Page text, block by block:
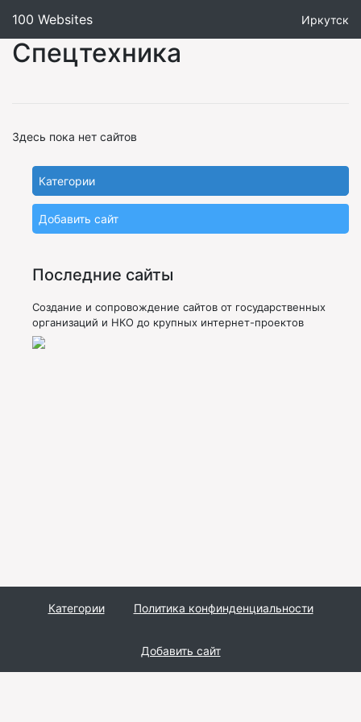
100 Websites Иркутск
Спецтехника
Здесь пока нет сайтов
Категории
Добавить сайт
Последние сайты
Создание и сопровождение сайтов от государственных
организаций и НКО до крупных интернет-проектов
Категории Политика конфинденциальности
Добавить сайт